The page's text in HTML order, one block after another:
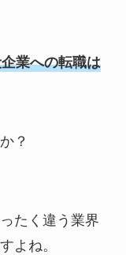
業への転職は
？
たく違う業界
よね。